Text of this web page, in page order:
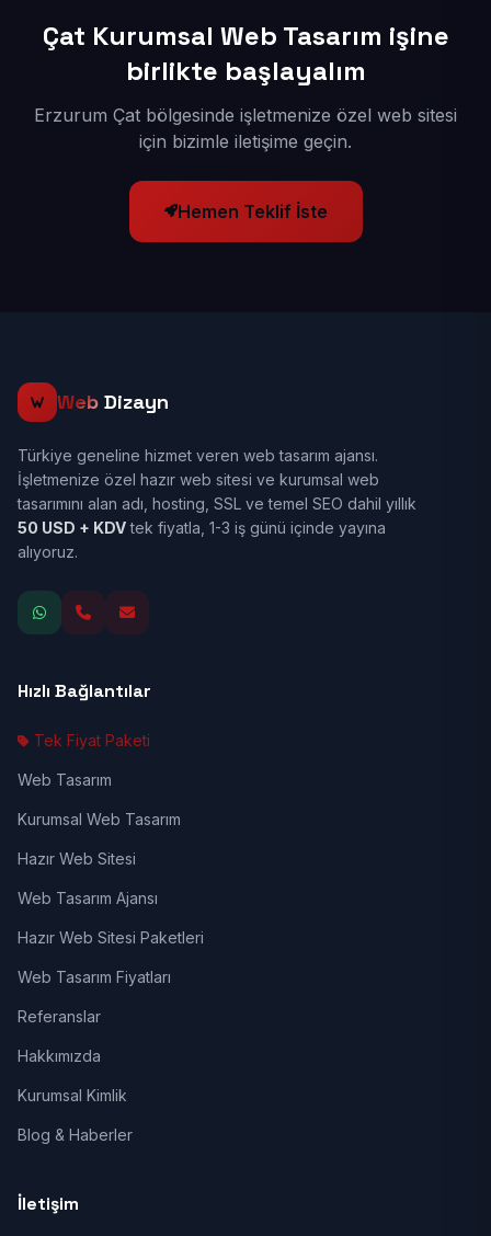
Çat Kurumsal Web Tasarım işine
birlikte başlayalım
Erzurum Çat bölgesinde işletmenize özel web sitesi
için bizimle iletişime geçin.
Hemen Teklif İste
Web Dizayn
Türkiye geneline hizmet veren web tasarım ajansı.
İşletmenize özel hazır web sitesi ve kurumsal web
tasarımını alan adı, hosting, SSL ve temel SEO dahil yıllık
50 USD + KDVtek fiyatla, 1-3 iş günü içinde yayına
alıyoruz.
Hızlı Bağlantılar
Tek Fiyat Paketi
Web Tasarım
Kurumsal Web Tasarım
Hazır Web Sitesi
Web Tasarım Ajansı
Hazır Web Sitesi Paketleri
Web Tasarım Fiyatları
Referanslar
Hakkımızda
Kurumsal Kimlik
Blog & Haberler
İletişim